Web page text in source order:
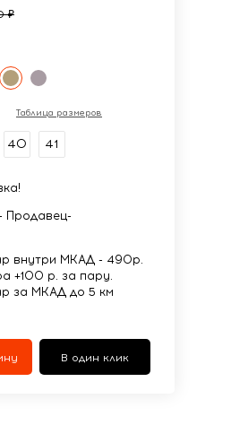
₽
Таблица размеров
40 41
Продавец-
внутри МКАД - 490р.
+100 р. за пару.
за МКАД до 5 км
В один клик